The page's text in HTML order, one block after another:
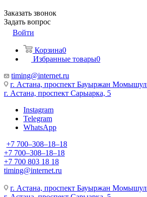
Заказать звонок
Задать вопрос
Войти
Корзина0
Избранные товары0
timing@internet.ru
г. Астана, проспект Бауыржан
г. Астана, проспект Сарыарка, 5
Instagram
Telegram
WhatsApp
+7 700‒308‒18‒18
+7 700‒308‒18‒18
+7 700 803 18 18
timing@internet.ru
г. Астана, проспект Бауыржан